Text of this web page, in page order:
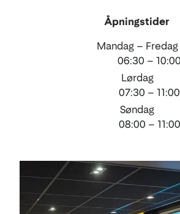
Åpningstider
Mandag – Fredag
06:30 – 10:00
Lørdag
07:30 – 11:00
Søndag
08:00 – 11:00